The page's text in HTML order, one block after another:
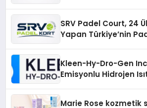
SRV Padel Court, 24
Yapan Türkiye’nin
Kleen-Hy-Dro-Gen
Emisyonlu Hidrojen
Marie Rose kozmetik